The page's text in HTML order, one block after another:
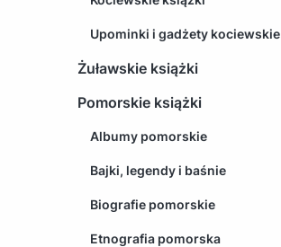
Upominki i gadżety kociewskie
Żuławskie książki
Pomorskie książki
Albumy pomorskie
Bajki, legendy i baśnie
Biografie pomorskie
Etnografia pomorska